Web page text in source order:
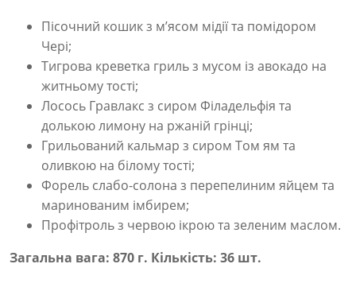
Пісочний кошик з м’ясом мідії та помідором
Чері;
Тигрова креветка гриль з мусом із авокадо на
житньому тості;
Лосось Гравлакс з сиром Філадельфія та
долькою лимону на ржаній грінці;
Грильований кальмар з сиром Том ям та
оливкою на білому тості;
Форель слабо-солона з перепелиним яйцем та
маринованим імбирем;
Профітроль з червою ікрою та зеленим маслом.
Загальна вага: 870 г. Кількість: 36 шт.